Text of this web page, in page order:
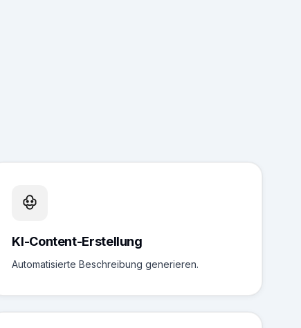
KI-Content-Erstellung
Automatisierte Beschreibung generieren.